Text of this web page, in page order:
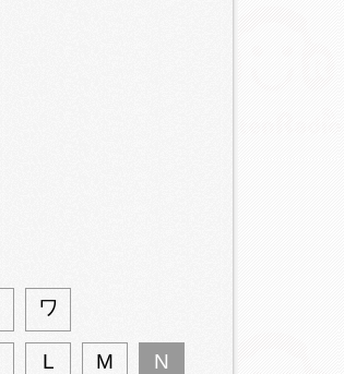
ワ
L M N